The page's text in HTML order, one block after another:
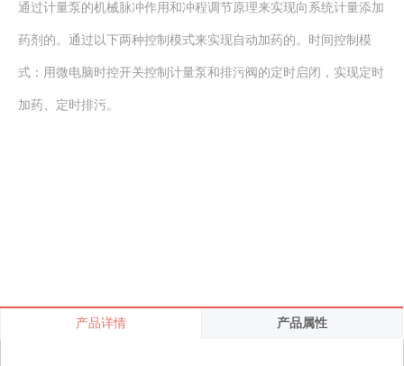
通过计量泵的机械脉冲作用和冲程调节原理来实现向系统计量添加
药剂的。通过以下两种控制模式来实现自动加药的。时间控制模
式：用微电脑时控开关控制计量泵和排污阀的定时启闭，实现定时
加药、定时排污。
产品详情 产品属性